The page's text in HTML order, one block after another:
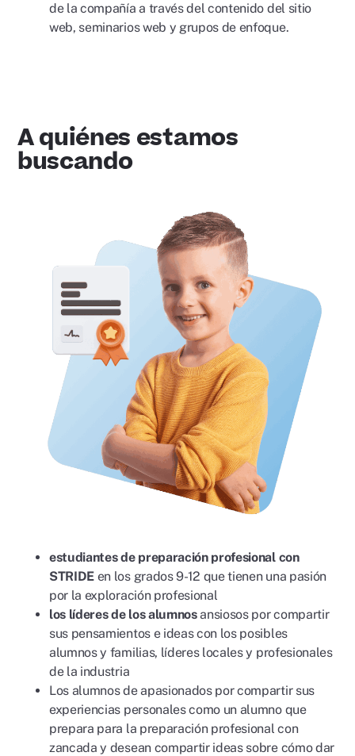
de la compañía a través del contenido del sitio
web, seminarios web y grupos de enfoque.
A quiénes estamos
buscando
estudiantes de preparación profesional con
STRIDE en los grados 9-12 que tienen una pasión
por la exploración profesional
los líderes de los alumnosansiosos por compartir
sus pensamientos e ideas con los posibles
alumnos y familias, líderes locales y profesionales
de la industria
Los alumnos deapasionados por compartir sus
experiencias personales como un alumno que
prepara para la preparación profesional con
zancada y desean compartir ideas sobre cómo dar